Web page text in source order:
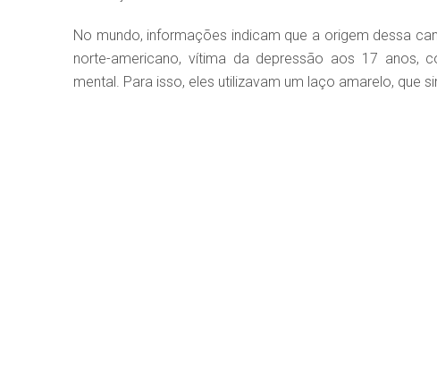
No mundo, informações indicam que a origem dessa
norte-americano, vítima da depressão aos 17 anos,
mental. Para isso, eles utilizavam um laço amarelo, que